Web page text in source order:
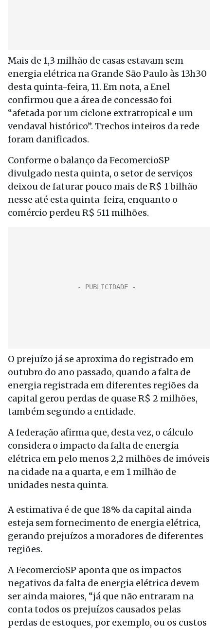
Mais de 1,3 milhão de casas estavam sem
energia elétrica na Grande São Paulo às 13h30
desta quinta-feira, 11. Em nota, a Enel
confirmou que a área de concessão foi
“afetada por um ciclone extratropical e um
vendaval histórico”. Trechos inteiros da rede
foram danificados.
Conforme o balanço da FecomercioSP
divulgado nesta quinta, o setor de serviços
deixou de faturar pouco mais de R$ 1 bilhão
nesse até esta quinta-feira, enquanto o
comércio perdeu R$ 511 milhões.
O prejuízo já se aproxima do registrado em
outubro do ano passado, quando a falta de
energia registrada em diferentes regiões da
capital gerou perdas de quase R$ 2 milhões,
também segundo a entidade.
A federação afirma que, desta vez, o cálculo
considera o impacto da falta de energia
elétrica em pelo menos 2,2 milhões de imóveis
na cidade na a quarta, e em 1 milhão de
unidades nesta quinta.
A estimativa é de que 18% da capital ainda
esteja sem fornecimento de energia elétrica,
gerando prejuízos a moradores de diferentes
regiões.
A FecomercioSP aponta que os impactos
negativos da falta de energia elétrica devem
ser ainda maiores, “já que não entraram na
conta todos os prejuízos causados pelas
perdas de estoques, por exemplo, ou os custos